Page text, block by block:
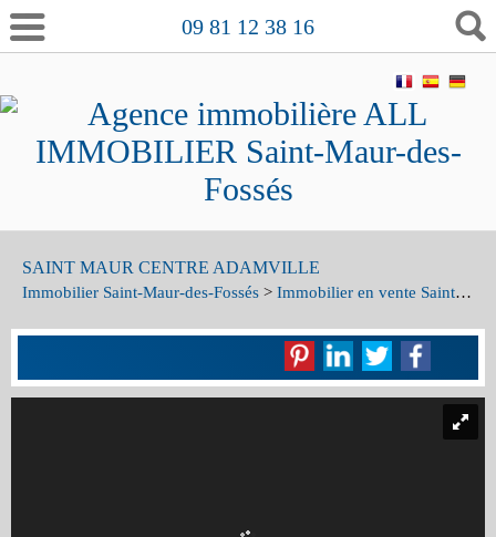
09 81 12 38 16
SAINT MAUR CENTRE ADAMVILLE
Immobilier Saint-Maur-des-Fossés > Immobilier en vente Saint-Maur-des-Fossés